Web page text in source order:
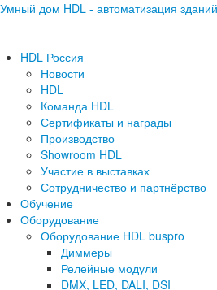
Умный дом HDL - автоматизация
HDL Россия
Новости
HDL
Команда HDL
Сертификаты и награды
Производство
Showroom HDL
Участие в выставках
Сотрудничество и партнёрство
Обучение
Оборудование
Оборудование HDL buspro
Диммеры
Релейные модули
DMX, LED, DALI, DSI